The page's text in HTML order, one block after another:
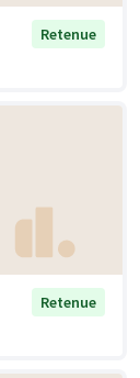
Retenue
Retenue